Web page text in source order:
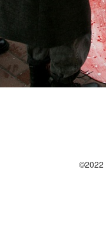
©2022